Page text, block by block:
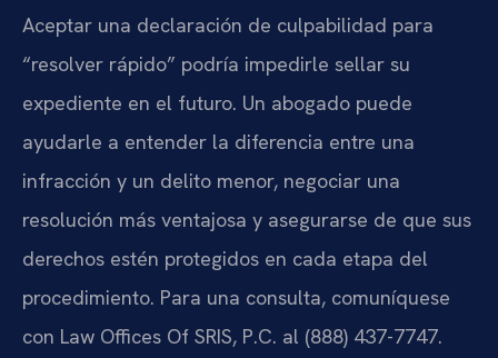
Aceptar una declaración de culpabilidad para
“resolver rápido” podría impedirle sellar su
expediente en el futuro. Un abogado puede
ayudarle a entender la diferencia entre una
infracción y un delito menor, negociar una
resolución más ventajosa y asegurarse de que sus
derechos estén protegidos en cada etapa del
procedimiento. Para una consulta, comuníquese
con Law Offices Of SRIS, P.C. al (888) 437-7747.